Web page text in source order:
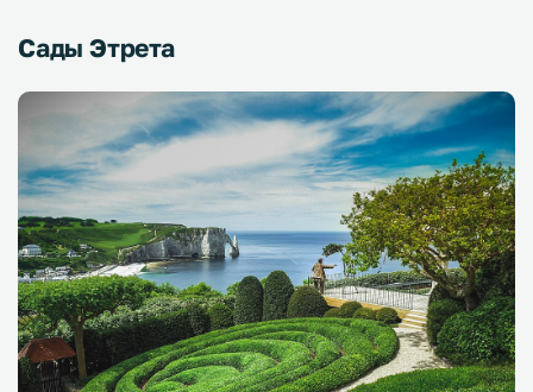
Сады Этрета